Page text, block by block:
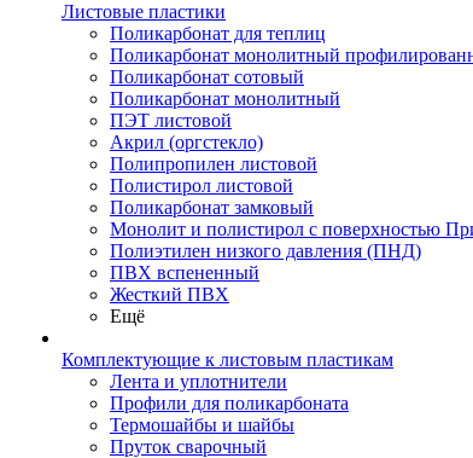
Листовые пластики
Поликарбонат для теплиц
Поликарбонат монолитный
Поликарбонат сотовый
Поликарбонат монолитный
ПЭТ листовой
Акрил (оргстекло)
Полипропилен листовой
Полистирол листовой
Поликарбонат замковый
Монолит и полистирол с поверхностью
Полиэтилен низкого давления (ПНД)
ПВХ вспененный
Жесткий ПВХ
Ещё
Комплектующие к листовым пластикам
Лента и уплотнители
Профили для поликарбоната
Термошайбы и шайбы
Пруток сварочный